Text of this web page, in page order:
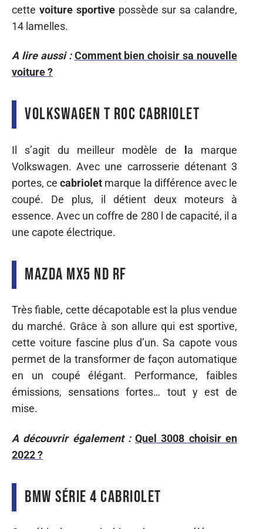
cette voiture sportivepossède sur sa calandre,
14 lamelles.
A lire aussi : Comment bien choisir sa nouvelle
voiture ?
Volkswagen T Roc cabriolet
Il s’agit du meilleur modèle de la marque
Volkswagen. Avec une carrosserie détenant 3
portes, cecabriolet marque la différence avec le
coupé. De plus, il détient deux moteurs à
essence. Avec un coffre de 280 l de capacité, il a
une capote électrique.
Mazda MX5 ND RF
Très fiable, cette décapotable est la plus vendue
du marché. Grâce à son allure qui est sportive,
cette voiture fascine plus d’un. Sa capote vous
permet de la transformer de façon automatique
en un coupé élégant. Performance, faibles
émissions, sensations fortes… tout y est de
mise.
A découvrir également : Quel 3008 choisir en
2022 ?
BMW série 4 cabriolet